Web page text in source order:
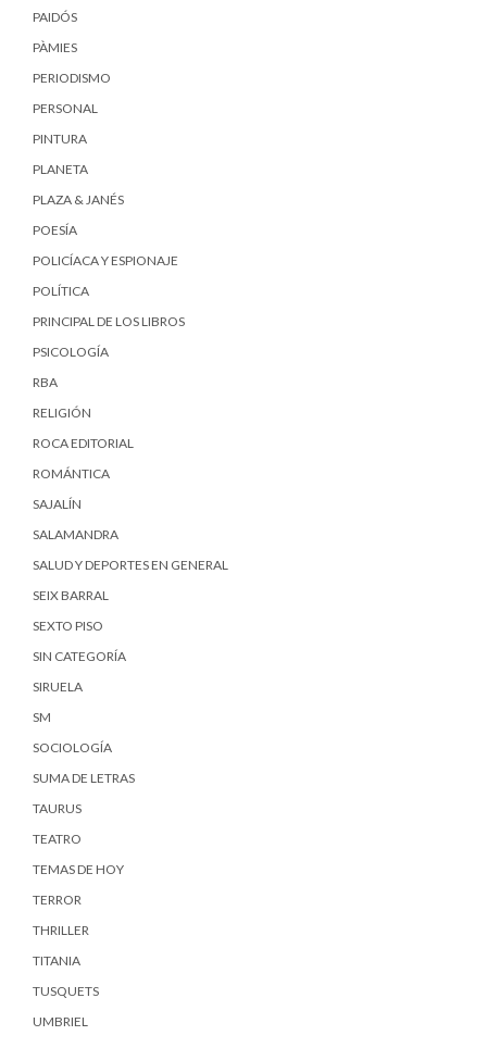
PAIDÓS
PÀMIES
PERIODISMO
PERSONAL
PINTURA
PLANETA
PLAZA & JANÉS
POESÍA
POLICÍACA Y ESPIONAJE
POLÍTICA
PRINCIPAL DE LOS LIBROS
PSICOLOGÍA
RBA
RELIGIÓN
ROCA EDITORIAL
ROMÁNTICA
SAJALÍN
SALAMANDRA
SALUD Y DEPORTES EN GENERAL
SEIX BARRAL
SEXTO PISO
SIN CATEGORÍA
SIRUELA
SM
SOCIOLOGÍA
SUMA DE LETRAS
TAURUS
TEATRO
TEMAS DE HOY
TERROR
THRILLER
TITANIA
TUSQUETS
UMBRIEL